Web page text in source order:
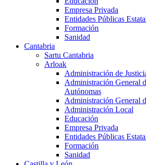
Empresa Privada
Entidades Públicas
Formación
Sanidad
Cantabria
Sartu Cantabria
Arloak
Administración de
Administración General
Autónomas
Administración General
Administración Local
Educación
Empresa Privada
Entidades Públicas
Formación
Sanidad